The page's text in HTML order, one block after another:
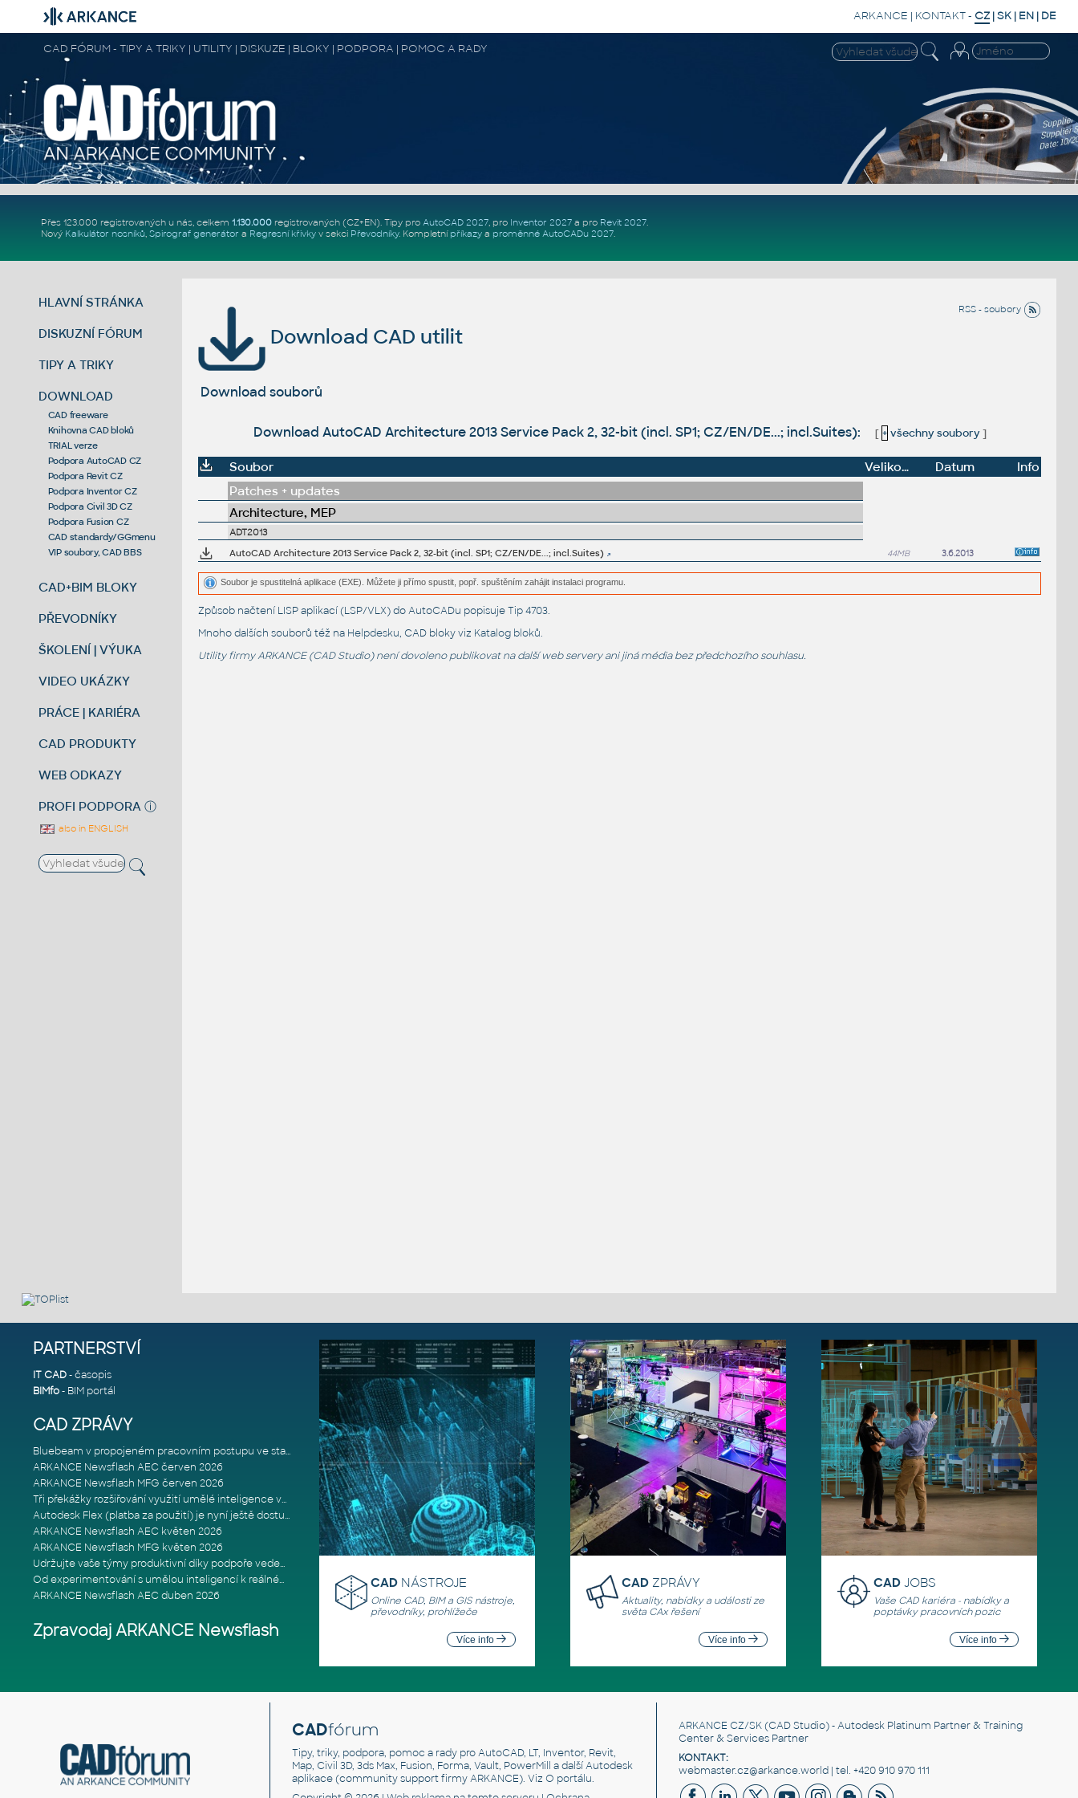
ARKANCE | KONTAKT- CZ |SK | EN | DE
CAD FÓRUM - TIPY A TRIKY | UTILITY | DISKUZE | BLOKY | PODPORA | POMOC A RADY
Přes 123.000 registrovaných u nás, celkem 1.130.000registrovaných (CZ+EN). Tipy pro AutoCAD 2027, pro Inventor 2027a pro Revit 2027.
Nový Kalkulátor nosníků, Spirograf generátor a Regresní křivkyv sekci Převodníky. Kompletní příkazya proměnné AutoCADu 2027.
HLAVNÍ STRÁNKA
DISKUZNÍ FÓRUM
TIPY A TRIKY
DOWNLOAD
CAD freeware
Knihovna CAD bloků
TRIAL verze
Podpora AutoCAD CZ
Podpora Revit CZ
Podpora Inventor CZ
Podpora Civil 3D CZ
Podpora Fusion CZ
CAD standardy/GGmenu
VIP soubory, CAD BBS
CAD+BIM BLOKY
PŘEVODNÍKY
ŠKOLENÍ | VÝUKA
VIDEO UKÁZKY
PRÁCE | KARIÉRA
CAD PRODUKTY
WEB ODKAZY
PROFI PODPORA ⓘ
also in ENGLISH
RSS - soubory
Download CAD utilit
Download souborů
Download AutoCAD Architecture 2013 Service Pack 2, 32-bit (incl. SP1; CZ/EN/DE...; incl.Suites): [ + všechny soubory]
Soubor Velikost Datum
Info
Patches + updates
Architecture, MEP
ADT2013
AutoCAD Architecture 2013 Service Pack 2, 32-bit (incl. SP1; CZ/EN/DE...; incl.Suites)
44MB 3.6.2013
Soubor je spustitelná aplikace (EXE). Můžete ji přímo spustit, popř. spuštěním zahájit instalaci programu.
Způsob načtení LISP aplikací (LSP/VLX) do AutoCADu popisujeTip 4703.
Mnoho dalších souborů též na Helpdesku, CAD bloky viz Katalog bloků.
Utility firmy ARKANCE (CAD Studio) není dovoleno publikovat na další web servery ani jiná média bez předchozího souhlasu.
PARTNERSTVÍ
IT CAD- časopis
BIMfo- BIM portál
CAD ZPRÁVY
Bluebeam v propojeném pracovním postupu ve stavebnictví: Proč je int
ARKANCE Newsflash AEC červen 2026
ARKANCE Newsflash MFG červen 2026
Tři překážky rozšiřování využití umělé inteligence ve stavebním prům
Autodesk Flex (platba za použití) je nyní ještě dostupnější
ARKANCE Newsflash AEC květen 2026
ARKANCE Newsflash MFG květen 2026
Udržujte vaše týmy produktivní díky podpoře vedené odborníky
Od experimentování s umělou inteligencí k reálnému dopadu na podniká
ARKANCE Newsflash AEC duben 2026
Zpravodaj ARKANCE Newsflash
CAD NÁSTROJE
Online CAD, BIM a GIS nástroje,
převodníky, prohlížeče
Více info
CAD ZPRÁVY
Aktuality, nabídky a události ze
světa CAx řešení
Více info
CADJOBS
Vaše CAD kariéra - nabídky a
poptávky pracovních pozic
Více info
CADfórum
Tipy, triky, podpora, pomoc a rady pro AutoCAD, LT, Inventor, Revit,
Map, Civil 3D, 3ds Max, Fusion, Forma, Vault, PowerMill a další Autodesk
aplikace (community support firmy ARKANCE). Viz O portálu.
ARKANCE CZ/SK(CAD Studio) - Autodesk Platinum Partner & Training
Center & Services Partner
KONTAKT:
webmaster.cz@arkance.world | tel. +420 910 970 111